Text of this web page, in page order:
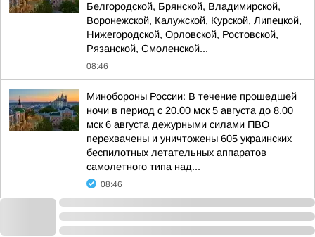
Белгородской, Брянской, Владимирской,
Воронежской, Калужской, Курской, Липецкой,
Нижегородской, Орловской, Ростовской,
Рязанской, Смоленской...
08:46
Минобороны России: В течение прошедшей
ночи в период с 20.00 мск 5 августа до 8.00
мск 6 августа дежурными силами ПВО
перехвачены и уничтожены 605 украинских
беспилотных летательных аппаратов
самолетного типа над...
08:46